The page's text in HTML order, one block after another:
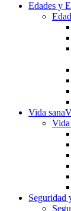
Edades y
Vida sana
Vida
Seguridad